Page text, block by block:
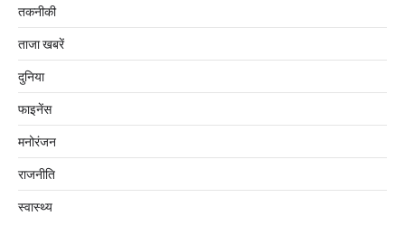
तकनीकी
ताजा खबरें
दुनिया
फाइनेंस
मनोरंजन
राजनीति
स्वास्थ्य